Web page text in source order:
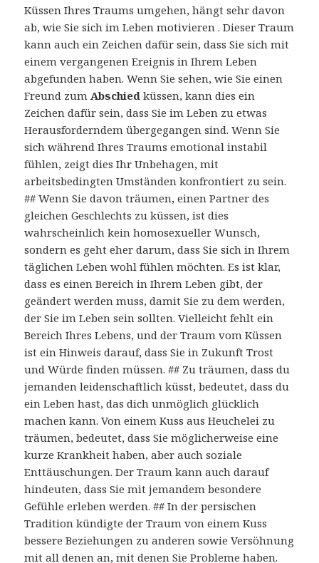
Küssen Ihres Traums umgehen, hängt sehr davon
ab, wie Sie sich im Leben motivieren . Dieser Traum
kann auch ein Zeichen dafür sein, dass Sie sich mit
einem vergangenen Ereignis in Ihrem Leben
abgefunden haben. Wenn Sie sehen, wie Sie einen
Freund zum Abschied küssen, kann dies ein
Zeichen dafür sein, dass Sie im Leben zu etwas
Herausforderndem übergegangen sind. Wenn Sie
sich während Ihres Traums emotional instabil
fühlen, zeigt dies Ihr Unbehagen, mit
arbeitsbedingten Umständen konfrontiert zu sein.
## Wenn Sie davon träumen, einen Partner des
gleichen Geschlechts zu küssen, ist dies
wahrscheinlich kein homosexueller Wunsch,
sondern es geht eher darum, dass Sie sich in Ihrem
täglichen Leben wohl fühlen möchten. Es ist klar,
dass es einen Bereich in Ihrem Leben gibt, der
geändert werden muss, damit Sie zu dem werden,
der Sie im Leben sein sollten. Vielleicht fehlt ein
Bereich Ihres Lebens, und der Traum vom Küssen
ist ein Hinweis darauf, dass Sie in Zukunft Trost
und Würde finden müssen. ## Zu träumen, dass du
jemanden leidenschaftlich küsst, bedeutet, dass du
ein Leben hast, das dich unmöglich glücklich
machen kann. Von einem Kuss aus Heuchelei zu
träumen, bedeutet, dass Sie möglicherweise eine
kurze Krankheit haben, aber auch soziale
Enttäuschungen. Der Traum kann auch darauf
hindeuten, dass Sie mit jemandem besondere
Gefühle erleben werden. ## In der persischen
Tradition kündigte der Traum von einem Kuss
bessere Beziehungen zu anderen sowie Versöhnung
mit all denen an, mit denen Sie Probleme haben.